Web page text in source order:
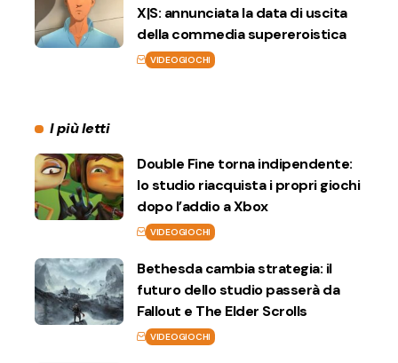
X|S: annunciata la data di uscita
della commedia supereroistica
VIDEOGIOCHI
I più letti
Double Fine torna indipendente:
lo studio riacquista i propri giochi
dopo l’addio a Xbox
VIDEOGIOCHI
Bethesda cambia strategia: il
futuro dello studio passerà da
Fallout e The Elder Scrolls
VIDEOGIOCHI